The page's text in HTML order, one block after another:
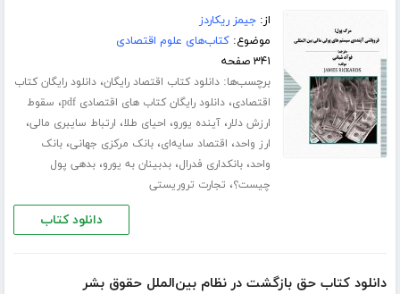
از:جیمز ریکاردز
موضوع:کتاب‌های علوم اقتصادی
۳۴۱ صفحه
برچسب‌ها:دانلود کتاب اقتصاد رایگان،دانلود رایگان کتاب
اقتصادی،دانلود رایگان کتاب های اقتصادی pdf ، سقوط
ارزش دلار،آینده یورو، احیای طلا، ارتباط سایبری مالی،
ارز واحد، اقتصاد سایه‌ای،بانک مرکزی جهانی،بانک
واحد،بانکداری فدرال،بدبینان به یورو،بدهی پول
چیست؟، تجارت تروریستی
دانلود کتاب
دانلود کتاب حق بازگشت در نظام بین‌الملل حقوق بشر